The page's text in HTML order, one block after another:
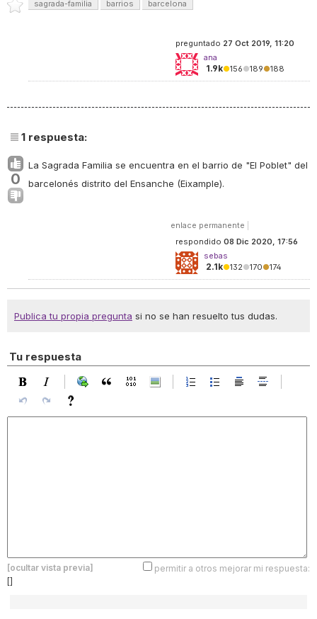
sagrada-familia barrios barcelona
preguntado 27 Oct 2019, 11:20
ana
1.9k●156●189●188
1 respuesta:
0
La Sagrada Familia se encuentra en el barrio de "El Poblet" del
barcelonés distrito del Ensanche (Eixample).
enlace permanente
respondido 08 Dic 2020, 17:56
sebas
2.1k●132●170●174
Publica tu propia pregunta si no se han resuelto tus dudas.
Tu respuesta
[ocultar vista previa]
permitir a otros mejorar mi respuesta:
[]